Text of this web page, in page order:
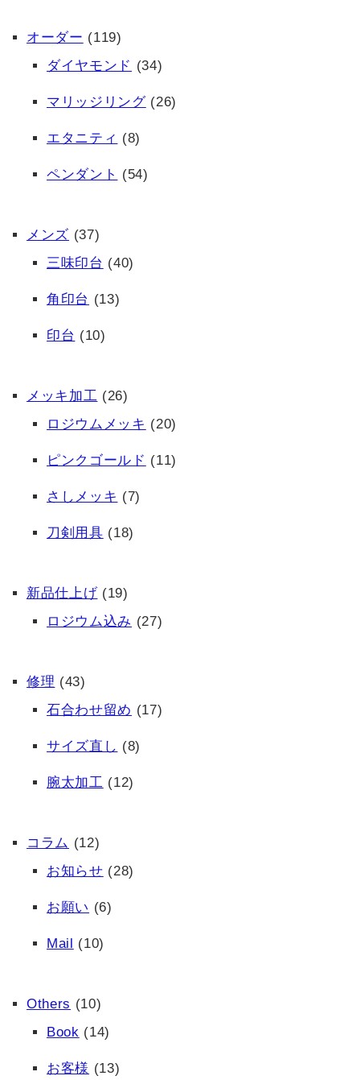
オーダー (119)
ダイヤモンド (34)
マリッジリング(26)
エタニティ (8)
ペンダント (54)
メンズ (37)
三味印台 (40)
角印台 (13)
印台 (10)
メッキ加工 (26)
ロジウムメッキ (20)
ピンクゴールド (11)
さしメッキ (7)
刀剣用具 (18)
新品仕上げ (19)
ロジウム込み (27)
修理 (43)
石合わせ留め (17)
サイズ直し (8)
腕太加工 (12)
コラム (12)
お知らせ (28)
お願い (6)
Mail (10)
Others (10)
Book (14)
お客様 (13)